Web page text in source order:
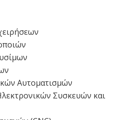
Αυτοματισμών
Συσκευών και